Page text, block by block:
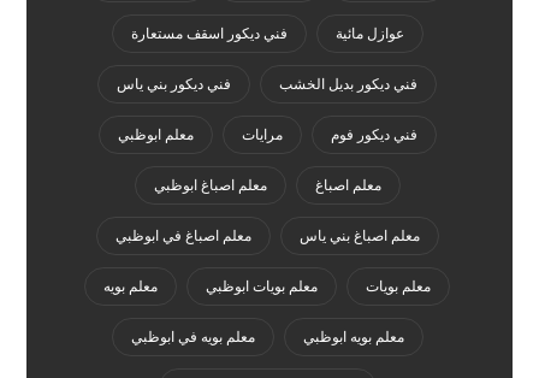
عوازل مائية فني ديكور اسقف مستعارة
فني ديكور بديل الخشب فني ديكور بني ياس
فني ديكور فوم مرايات معلم ابوظبي
معلم اصباغ معلم اصباغ ابوظبي
معلم اصباغ بني ياس معلم اصباغ في ابوظبي
معلم بويات معلم بويات ابوظبي معلم بويه
معلم بويه ابوظبي معلم بويه في ابوظبي